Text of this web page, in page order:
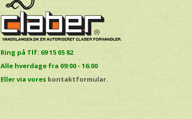
Ring på Tlf: 69 15 05 82
Alle hverdage fra 09:00 - 16:00
Eller via vores kontaktformular.